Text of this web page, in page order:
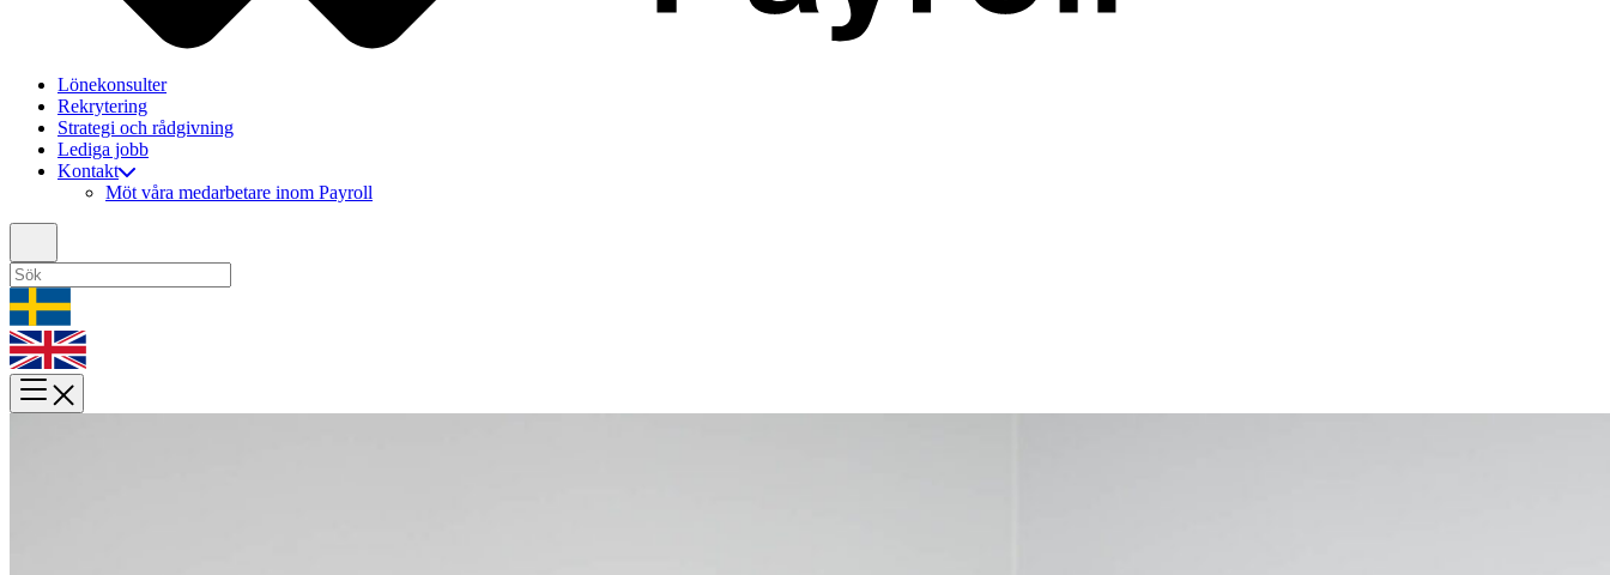
Lönekonsulter
Rekrytering
Strategi och rådgivning
Lediga jobb
Kontakt
Möt våra medarbetare inom Payroll